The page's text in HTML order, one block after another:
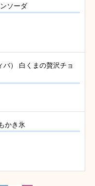
ソーダ
バ） 白くまの贅沢チョ
かき氷